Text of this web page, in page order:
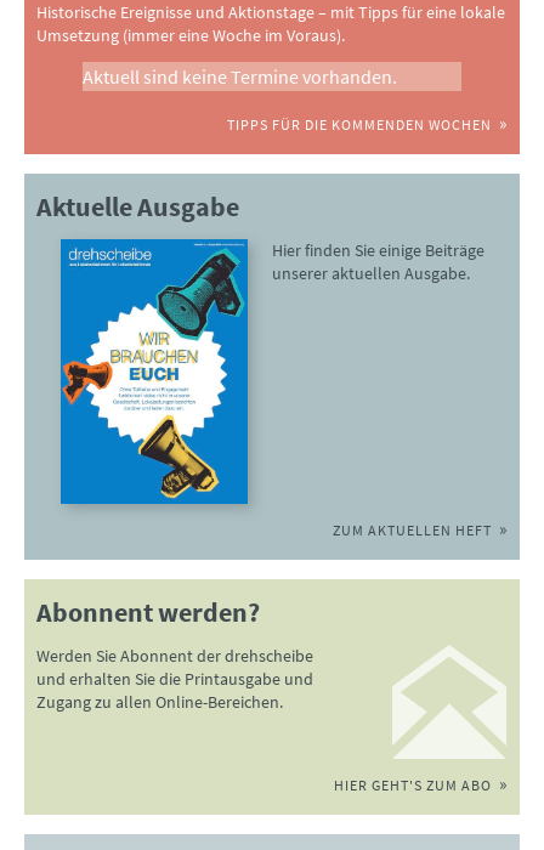
Historische Ereignisse und Aktionstage – mit Tipps für eine lokale
Umsetzung (immer eine Woche im Voraus).
Aktuell sind keine Termine vorhanden.
TIPPS FÜR DIE KOMMENDEN WOCHEN
Aktuelle Ausgabe
Hier finden Sie einige Beiträge
unserer aktuellen Ausgabe.
ZUM AKTUELLEN HEFT
Abonnent werden?
Werden Sie Abonnent der drehscheibe
und erhalten Sie die Printausgabe und
Zugang zu allen Online-Bereichen.
HIER GEHT'S ZUM ABO